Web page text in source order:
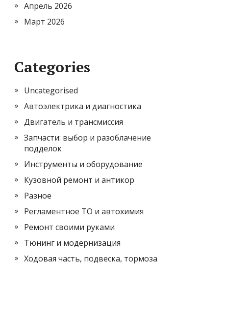
Апрель 2026
Март 2026
Categories
Uncategorised
Автоэлектрика и диагностика
Двигатель и трансмиссия
Запчасти: выбор и разоблачение
подделок
Инструменты и оборудование
Кузовной ремонт и антикор
Разное
Регламентное ТО и автохимия
Ремонт своими руками
Тюнинг и модернизация
Ходовая часть, подвеска, тормоза